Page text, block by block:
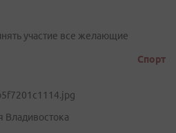
участие все желающие
Спорт
Владивостока